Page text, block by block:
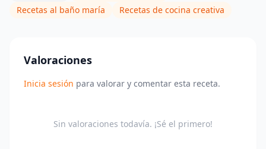
Recetas al baño maría
Recetas de cocina creativa
Valoraciones
Inicia sesión para valorar y comentar esta receta.
Sin valoraciones todavía. ¡Sé el primero!